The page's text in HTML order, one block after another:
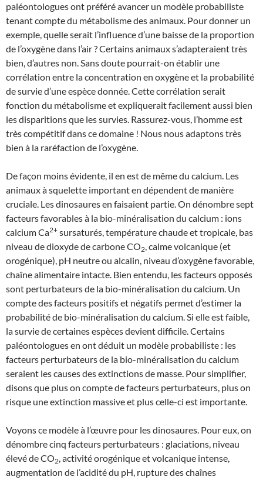
paléontologues ont préféré avancer un modèle probabiliste
tenant compte du métabolisme des animaux. Pour donner un
exemple, quelle serait l’influence d’une baisse de la proportion
de l’oxygène dans l’air ? Certains animaux s’adapteraient très
bien, d’autres non. Sans doute pourrait-on établir une
corrélation entre la concentration en oxygène et la probabilité
de survie d’une espèce donnée. Cette corrélation serait
fonction du métabolisme et expliquerait facilement aussi bien
les disparitions que les survies. Rassurez-vous, l’homme est
très compétitif dans ce domaine ! Nous nous adaptons très
bien à la raréfaction de l’oxygène.
De façon moins évidente, il en est de même du calcium. Les
animaux à squelette important en dépendent de manière
cruciale. Les dinosaures en faisaient partie. On dénombre sept
facteurs favorables à la bio-minéralisation du calcium : ions
calcium Ca2+ sursaturés, température chaude et tropicale, bas
niveau de dioxyde de carbone CO2, calme volcanique (et
orogénique), pH neutre ou alcalin, niveau d’oxygène favorable,
chaîne alimentaire intacte. Bien entendu, les facteurs opposés
sont perturbateurs de la bio-minéralisation du calcium. Un
compte des facteurs positifs et négatifs permet d’estimer la
probabilité de bio-minéralisation du calcium. Si elle est faible,
la survie de certaines espèces devient difficile. Certains
paléontologues en ont déduit un modèle probabiliste : les
facteurs perturbateurs de la bio-minéralisation du calcium
seraient les causes des extinctions de masse. Pour simplifier,
disons que plus on compte de facteurs perturbateurs, plus on
risque une extinction massive et plus celle-ci est importante.
Voyons ce modèle à l’œuvre pour les dinosaures. Pour eux, on
dénombre cinq facteurs perturbateurs : glaciations, niveau
élevé de CO2, activité orogénique et volcanique intense,
augmentation de l’acidité du pH, rupture des chaînes